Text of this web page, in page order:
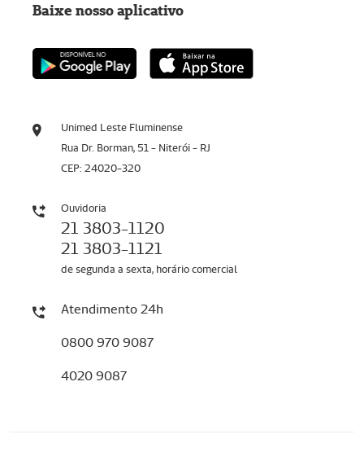
Unimed Leste Fluminense
Rua Dr. Borman, 51 - Niterói - RJ
CEP: 24020-320
Ouvidoria
21 3803-1120
21 3803-1121
de segunda a sexta, horário comercial
Atendimento 24h
0800 970 9087
4020 9087
Baixe nosso aplicativo